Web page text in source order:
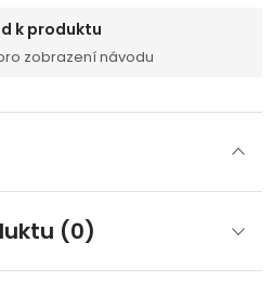
k produktu
zobrazení návodu
(0)